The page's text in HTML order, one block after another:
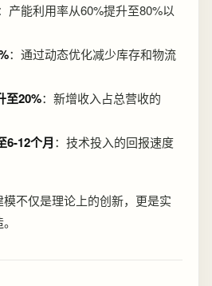
产能利用率从60%提升至80%以
：通过动态优化减少库存和物流
至20%：新增收入占总营收的
6-12个月：技术投入的回报速度
不仅是理论上的创新，更是实